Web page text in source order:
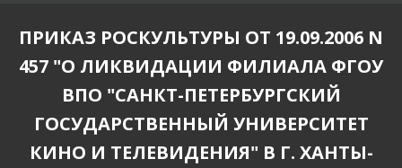
ПРИКАЗ РОСКУЛЬТУРЫ ОТ 19.09.2006 N
457 "О ЛИКВИДАЦИИ ФИЛИАЛА ФГОУ
ВПО "САНКТ-ПЕТЕРБУРГСКИЙ
ГОСУДАРСТВЕННЫЙ УНИВЕРСИТЕТ
КИНО И ТЕЛЕВИДЕНИЯ" В Г. ХАНТЫ-